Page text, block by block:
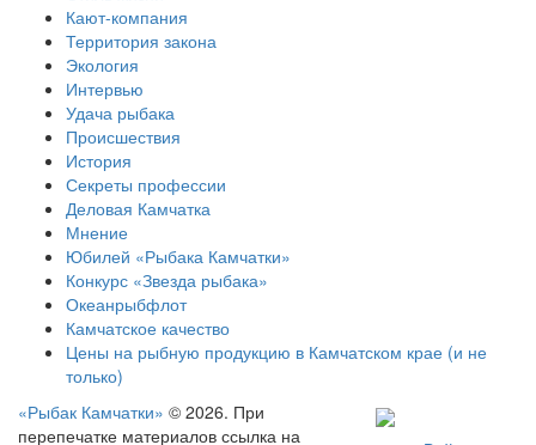
Кают-компания
Территория закона
Экология
Интервью
Удача рыбака
Происшествия
История
Секреты профессии
Деловая Камчатка
Мнение
Юбилей «Рыбака Камчатки»
Конкурс «Звезда рыбака»
Океанрыбфлот
Камчатское качество
Цены на рыбную продукцию в Камчатском крае (и не
только)
«Рыбак Камчатки» © 2026. При
перепечатке материалов ссылка на